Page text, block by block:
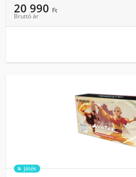
20 990 Ft
Bruttó ár
Játék